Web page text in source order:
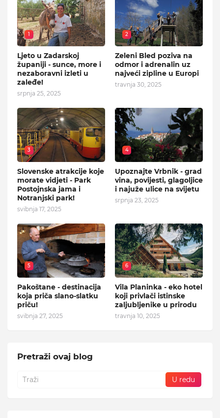
1
Ljeto u Zadarskoj
županiji - sunce, more i
nezaboravni izleti u
zaleđe!
srpnja 25, 2025
2
Zeleni Bled poziva na
odmor i adrenalin uz
najveći zipline u Europi
travnja 30, 2025
3
Slovenske atrakcije koje
morate vidjeti - Park
Postojnska jama i
Notranjski park!
svibnja 17, 2025
4
Upoznajte Vrbnik - grad
vina, povijesti, glagoljice
i najuže ulice na svijetu
srpnja 23, 2025
5
Pakoštane - destinacija
koja priča slano-slatku
priču!
svibnja 27, 2025
6
Vila Planinka - eko hotel
koji privlači istinske
zaljubljenike u prirodu
travnja 10, 2025
Pretraži ovaj blog